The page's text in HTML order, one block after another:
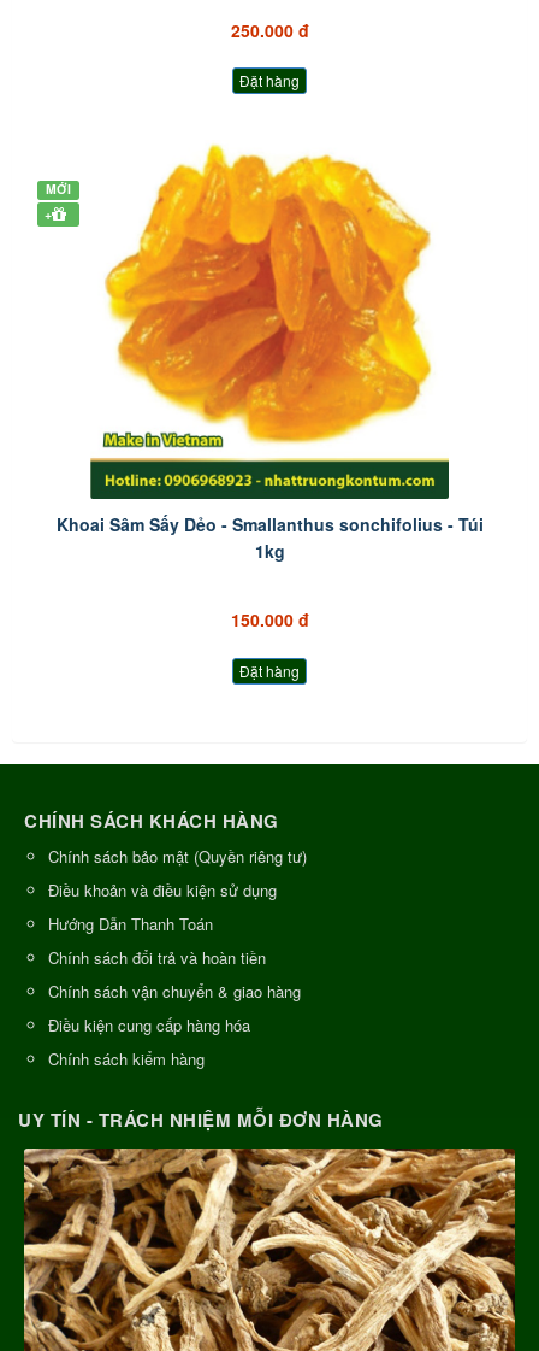
250.000 đ
Đặt hàng
MỚI
+
Khoai Sâm Sấy Dẻo - Smallanthus sonchifolius - Túi
1kg
150.000 đ
Đặt hàng
CHÍNH SÁCH KHÁCH HÀNG
Chính sách bảo mật (Quyền riêng tư)
Điều khoản và điều kiện sử dụng
Hướng Dẫn Thanh Toán
Chính sách đổi trả và hoàn tiền
Chính sách vận chuyển & giao hàng
Điều kiện cung cấp hàng hóa
Chính sách kiểm hàng
UY TÍN - TRÁCH NHIỆM MỖI ĐƠN HÀNG